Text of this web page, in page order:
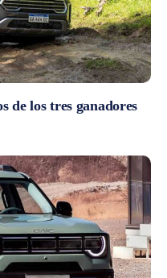
de los tres ganadores